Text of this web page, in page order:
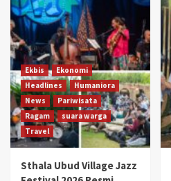
Ekbis
Ekonomi
Headlines
Humaniora
News
Pariwisata
Ragam
suara warga
Travel
Sthala Ubud Village Jazz